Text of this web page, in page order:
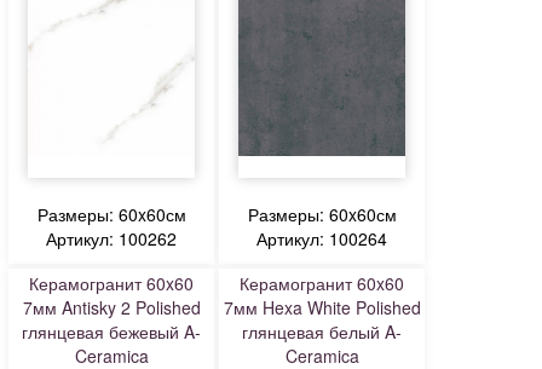
Размеры: 60x60см
Артикул: 100262
Размеры: 60x60см
Артикул: 100264
Керамогранит 60x60
7мм Antisky 2 Polished
глянцевая бежевый A-
Ceramica
Керамогранит 60x60
7мм Hexa White Polished
глянцевая белый A-
Ceramica